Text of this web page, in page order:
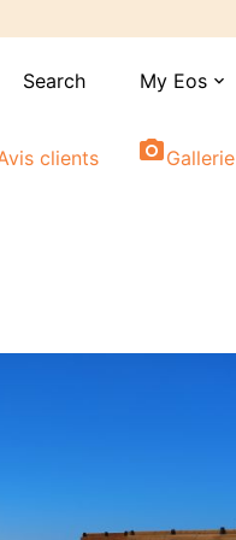
Search My Eos expand_more
clients photo_cameraGallerie